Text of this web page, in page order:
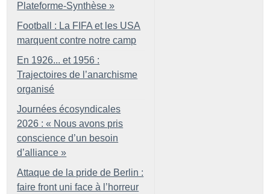
Plateforme-Synthèse »
Football : La FIFA et les USA
marquent contre notre camp
En 1926... et 1956 :
Trajectoires de l’anarchisme
organisé
Journées écosyndicales
2026 : « Nous avons pris
conscience d’un besoin
d’alliance »
Attaque de la pride de Berlin :
faire front uni face à l’horreur